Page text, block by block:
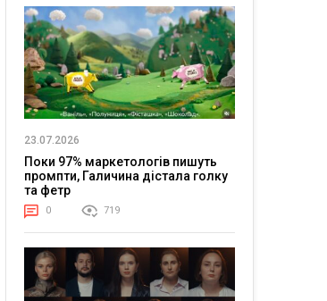
23.07.2026
Поки 97% маркетологів пишуть
промпти, Галичина дістала голку
та фетр
0 719